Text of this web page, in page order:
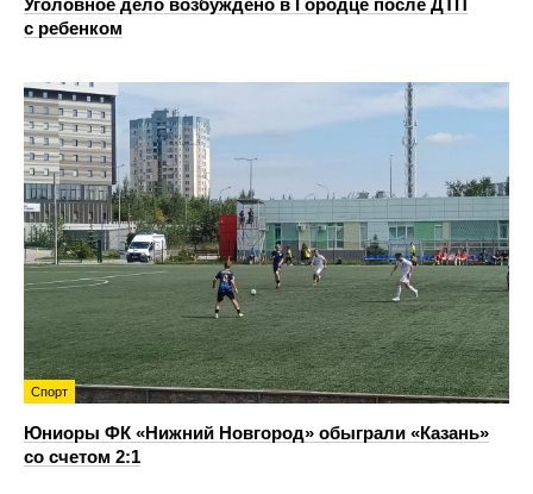
с ребенком
Спорт
Юниоры ФК «Нижний Новгород» обыграли «Казань»
со счетом 2:1